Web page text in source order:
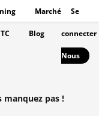
Marché
Blog
Se
connecter
Nous
manquez pas !